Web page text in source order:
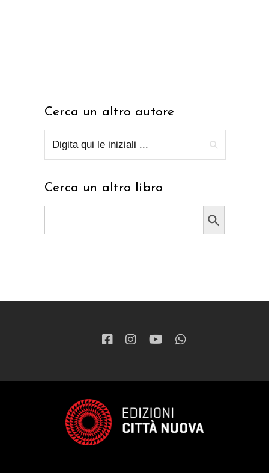
Cerca un altro autore
Cerca un altro libro
Search Button